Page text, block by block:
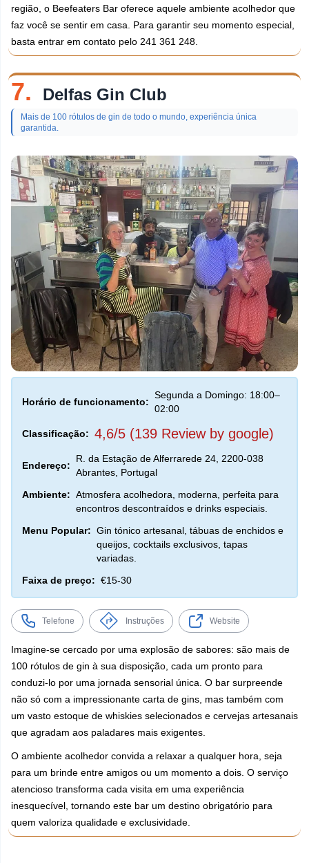
região, o Beefeaters Bar oferece aquele ambiente acolhedor que
faz você se sentir em casa. Para garantir seu momento especial,
basta entrar em contato pelo 241 361 248.
7. Delfas Gin Club
Mais de 100 rótulos de gin de todo o mundo, experiência única
garantida.
Horário de funcionamento:
Segunda a Domingo: 18:00–
02:00
Classificação: 4,6/5 (139 Review by google)
Endereço:
R. da Estação de Alferrarede 24, 2200-038
Abrantes, Portugal
Ambiente: Atmosfera acolhedora, moderna, perfeita para
encontros descontraídos e drinks especiais.
Menu Popular: Gin tónico artesanal, tábuas de enchidos e
queijos, cocktails exclusivos, tapas
variadas.
Faixa de preço: €15-30
Telefone Instruções Website
Imagine-se cercado por uma explosão de sabores: são mais de
100 rótulos de gin à sua disposição, cada um pronto para
conduzi-lo por uma jornada sensorial única. O bar surpreende
não só com a impressionante carta de gins, mas também com
um vasto estoque de whiskies selecionados e cervejas artesanais
que agradam aos paladares mais exigentes.
O ambiente acolhedor convida a relaxar a qualquer hora, seja
para um brinde entre amigos ou um momento a dois. O serviço
atencioso transforma cada visita em uma experiência
inesquecível, tornando este bar um destino obrigatório para
quem valoriza qualidade e exclusividade.